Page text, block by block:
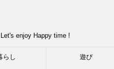
enjoy Happy time !
らし 遊び